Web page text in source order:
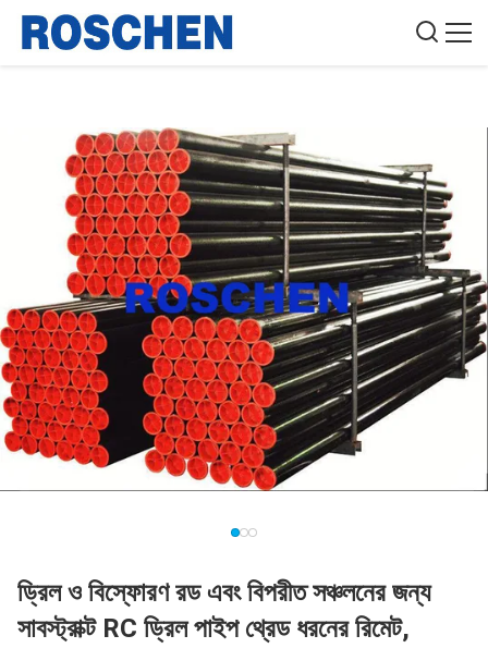
ড্রিল ও বিস্ফোরণ রড এবং বিপরীত সঞ্চলনের জন্য
সাবস্ট্রাক্ট RC ড্রিল পাইপ থ্রেড ধরনের রিমেট,